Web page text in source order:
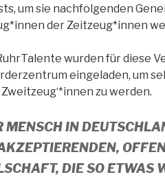
um sie nachfolgenden
der Zeitzeug*innen
wurden für diese
eingeladen, um
zu werden.
MENSCH IN
DIE SO ETWAS